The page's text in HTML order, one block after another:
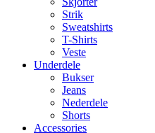
Strik
Sweatshirts
T-Shirts
Veste
Underdele
Bukser
Jeans
Nederdele
Shorts
Accessories